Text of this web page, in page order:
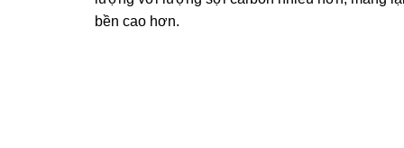
bền cao hơn.